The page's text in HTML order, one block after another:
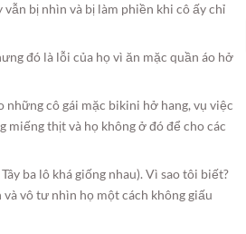
bị nhìn và bị làm phiền khi cô ấy chỉ
đó là lỗi của họ vì ăn mặc quần áo hở
cô gái mặc bikini hở hang, vụ việc
thịt và họ không ở đó để cho các
ba lô khá giống nhau). Vì sao tôi biết?
vô tư nhìn họ một cách không giấu